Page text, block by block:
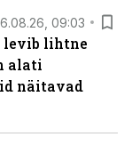
09:03
levib lihtne
alati
näitavad